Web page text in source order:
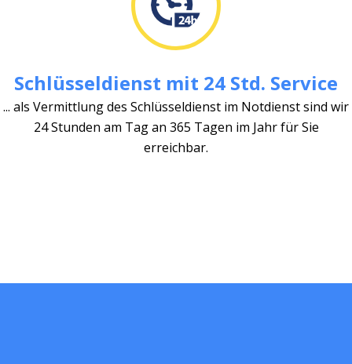
Schlüsseldienst mit 24 Std. Service
... als Vermittlung des Schlüsseldienst im Notdienst sind wir
24 Stunden am Tag an 365 Tagen im Jahr für Sie
erreichbar.